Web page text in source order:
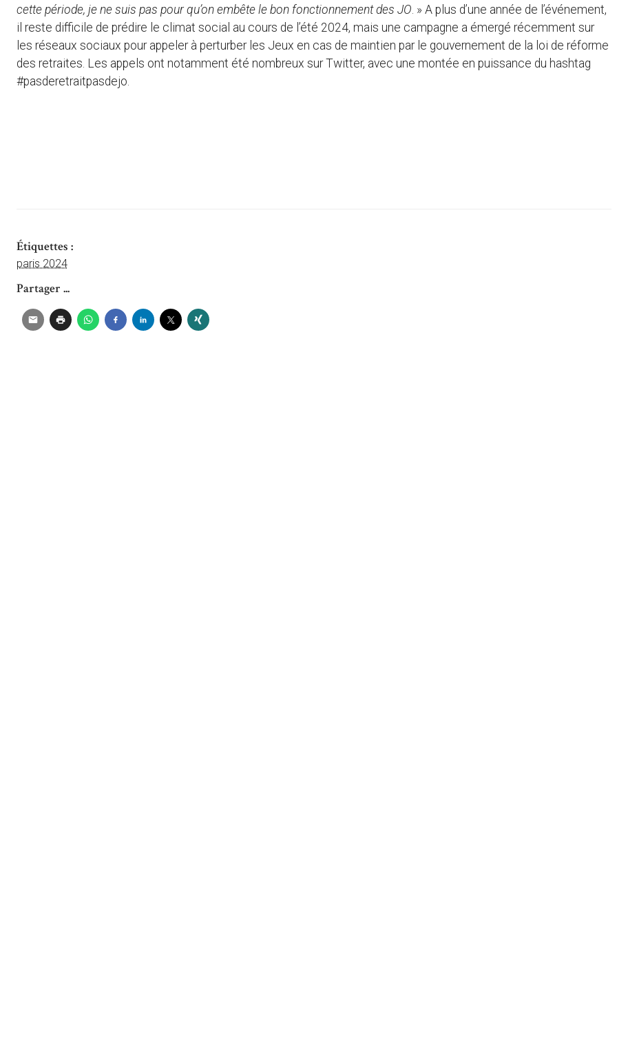
cette période, je ne suis pas pour qu’on embête le bon fonctionnement des JO. » A plus d’une année de l’événement,
il reste difficile de prédire le climat social au cours de l’été 2024, mais une campagne a émergé récemment sur
les réseaux sociaux pour appeler à perturber les Jeux en cas de maintien par le gouvernement de la loi de réforme
des retraites. Les appels ont notamment été nombreux sur Twitter, avec une montée en puissance du hashtag
#pasderetraitpasdejo.
Étiquettes :
paris 2024
Partager ...